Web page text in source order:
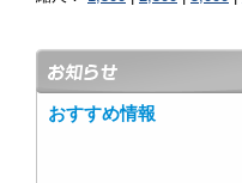
おすすめ情報